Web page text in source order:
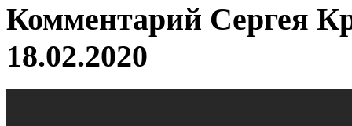
Комментарий Сергея
18.02.2020